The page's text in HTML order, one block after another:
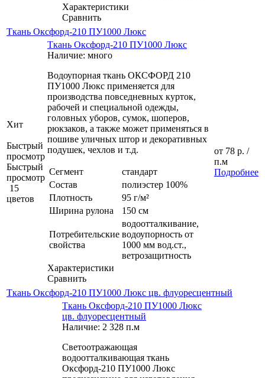
Характеристики
Сравнить
Ткань Оксфорд-210 ПУ1000 Люкс
Хит
Быстрый
просмотр
Быстрый
просмотр
15
цветов
Ткань Оксфорд-210 ПУ1000 Люкс
Наличие: много
Водоупорная ткань ОКСФОРД 210
ПУ1000 Люкс применяется для
производства повседневных курток,
рабочей и специальной одежды,
головных уборов, сумок, шоперов,
рюкзаков, а также может применяться в
пошиве уличных штор и декоративных
подушек, чехлов и т.д.
Сегмент
стандарт
Состав
полиэстер 100%
Плотность
95 г/м²
Ширина рулона
150 см
Потребительские
свойства
водоотталкивание,
водоупорность от
1000 мм вод.ст.,
ветрозащитность
Характеристики
Сравнить
от 78 р. /
п.м
Подробнее
Ткань Оксфорд-210 ПУ1000 Люкс цв. флуоресцентный
Ткань Оксфорд-210 ПУ1000 Люкс
цв. флуоресцентный
Наличие: 2 328 п.м
Светоотражающая
водоотталкивающая ткань
Оксфорд-210 ПУ1000 Люкс